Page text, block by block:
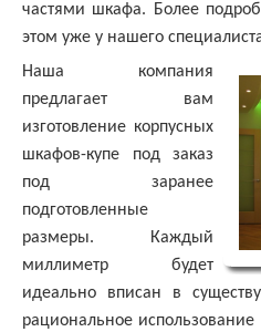
частями шкафа. Более
этом уже у нашего
Наша компания
предлагает вам
изготовление корпусных
шкафов-купе под заказ
под заранее
подготовленные
размеры. Каждый
миллиметр будет
идеально вписан в
рациональное